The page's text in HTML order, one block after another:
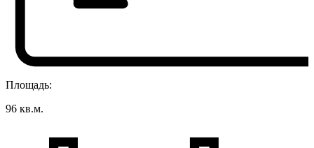
Площадь:
96 кв.м.